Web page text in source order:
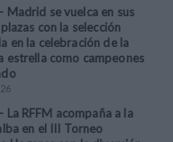
Madrid se vuelca en sus
con la selección
en la celebración de la
estrella como campeones
La RFFM acompaña a la
en el III Torneo